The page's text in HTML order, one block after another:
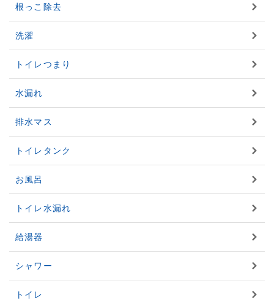
根っこ除去
洗濯
トイレつまり
水漏れ
排水マス
トイレタンク
お風呂
トイレ水漏れ
給湯器
シャワー
トイレ